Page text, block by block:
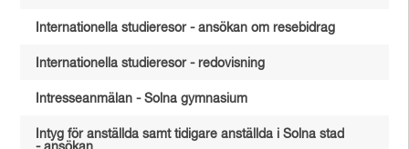
Internationella studieresor - ansökan om resebidrag
Internationella studieresor - redovisning
Intresseanmälan - Solna gymnasium
Intyg för anställda samt tidigare anställda i Solna stad